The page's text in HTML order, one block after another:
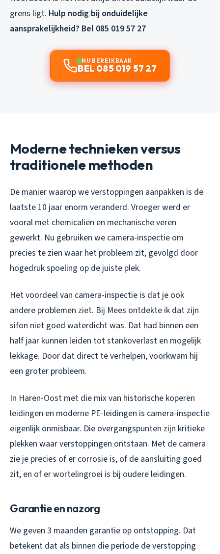
grens ligt. Hulp nodig bij onduidelijke
aansprakelijkheid? Bel 085 019 57 27
NU BEREIKBAAR
BEL 085 019 57 27
Moderne technieken versus
traditionele methoden
De manier waarop we verstoppingen aanpakken is de
laatste 10 jaar enorm veranderd. Vroeger werd er
vooral met chemicaliën en mechanische veren
gewerkt. Nu gebruiken we camera-inspectie om
precies te zien waar het probleem zit, gevolgd door
hogedruk spoeling op de juiste plek.
Het voordeel van camera-inspectie is dat je ook
andere problemen ziet. Bij Mees ontdekte ik dat zijn
sifon niet goed waterdicht was. Dat had binnen een
half jaar kunnen leiden tot stankoverlast en mogelijk
lekkage. Door dat direct te verhelpen, voorkwam hij
een groter probleem.
In Haren-Oost met die mix van historische koperen
leidingen en moderne PE-leidingen is camera-inspectie
eigenlijk onmisbaar. Die overgangspunten zijn kritieke
plekken waar verstoppingen ontstaan. Met de camera
zie je precies of er corrosie is, of de aansluiting goed
zit, en of er wortelingroei is bij oudere leidingen.
Garantie en nazorg
We geven 3 maanden garantie op ontstopping. Dat
betekent dat als binnen die periode de verstopping